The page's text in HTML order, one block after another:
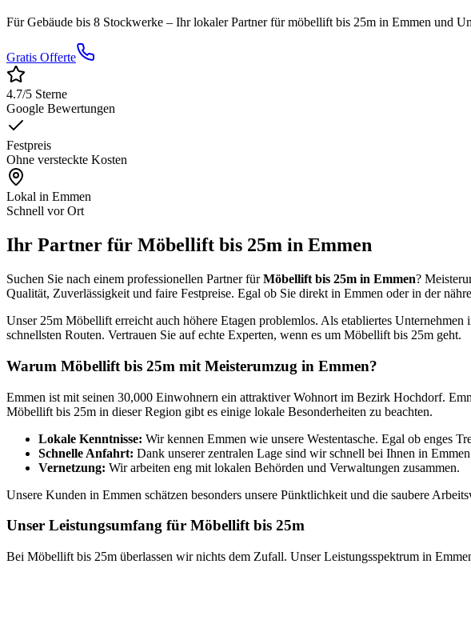
Für Gebäude bis 8 Stockwerke – Ihr lokaler Partner fürmöbellift bis 25m in Emmen und
Gratis Offerte
4.7/5 Sterne
Google Bewertungen
Festpreis
Ohne versteckte Kosten
Lokal in Emmen
Schnell vor Ort
Ihr Partner für Möbellift bis 25m in Emmen
Suchen Sie nach einem professionellen Partner fürMöbellift bis 25m in Emmen?
Qualität, Zuverlässigkeit und faire Festpreise. Egal ob Sie direkt in Emmen oder in der
Unser 25m Möbellift erreicht auch höhere Etagen problemlos. Als etabliertes
schnellsten Routen. Vertrauen Sie auf echte Experten, wenn es um Möbellift bis 25m geht.
Warum Möbellift bis 25m mit Meisterumzug in Emmen?
Emmen ist mit seinen 30,000 Einwohnern ein attraktiver Wohnort im Bezirk Hochdorf.
Möbellift bis 25m in dieser Region gibt es einige lokale Besonderheiten zu beachten.
Lokale Kenntnisse: Wir kennen Emmen wie unsere Westentasche. Egal ob enges
Schnelle Anfahrt: Dank unserer zentralen Lage sind wir schnell bei Ihnen in
Vernetzung: Wir arbeiten eng mit lokalen Behörden und Verwaltungen zusammen.
Unsere Kunden in Emmen schätzen besonders unsere Pünktlichkeit und die saubere
Unser Leistungsumfang für Möbellift bis 25m
Bei Möbellift bis 25m überlassen wir nichts dem Zufall. Unser Leistungsspektrum in